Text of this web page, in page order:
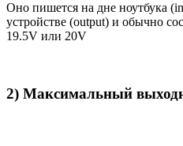
Оно пишется на дне ноутбука
устройстве (output) и обычно
19.5V или 20V
2) Максимальный